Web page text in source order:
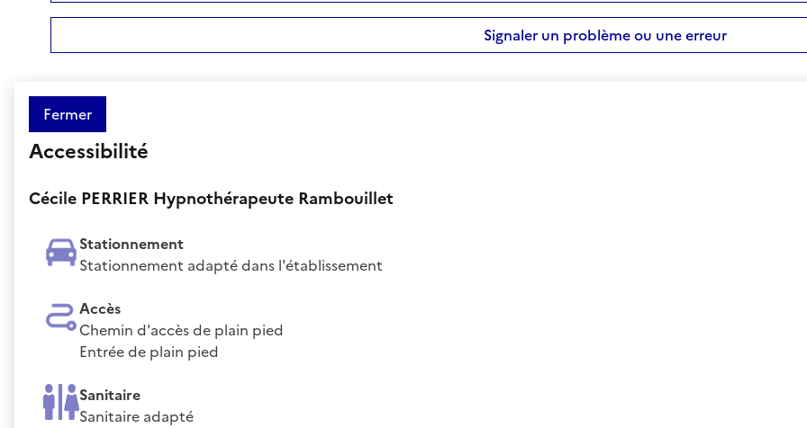
Signaler un problème ou une erreur
Fermer
Accessibilité
Cécile PERRIER Hypnothérapeute Rambouillet
Stationnement
Stationnement adapté dans l'établissement
Accès
Chemin d'accès de plain pied
Entrée de plain pied
Sanitaire
Sanitaire adapté